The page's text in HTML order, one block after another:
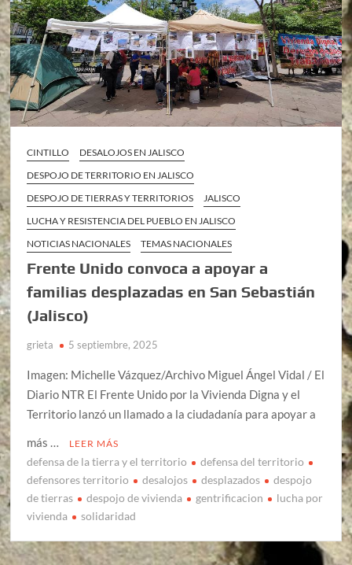
CINTILLO
DESALOJOS EN JALISCO
DESPOJO DE TERRITORIO EN JALISCO
DESPOJO DE TIERRAS Y TERRITORIOS
JALISCO
LUCHA Y RESISTENCIA DEL PUEBLO EN JALISCO
NOTICIAS NACIONALES
TEMAS NACIONALES
Frente Unido convoca a apoyar a
familias desplazadas en San Sebastián
(Jalisco)
grieta 5 septiembre, 2025
Imagen: Michelle Vázquez/Archivo Miguel Ángel Vidal / El
Diario NTR El Frente Unido por la Vivienda Digna y el
Territorio lanzó un llamado a la ciudadanía para apoyar a
más …
LEER MÁS
defensa de la tierra y el territorio
defensa del territorio
defensores territorio
desalojos desplazados
despojo
de tierras
despojo de vivienda gentrificacion
lucha por
vivienda
solidaridad